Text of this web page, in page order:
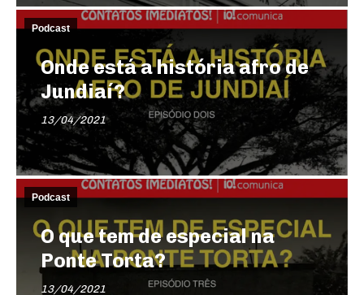
Podcast
Onde está a história afro de
Jundiaí?
13/04/2021
Podcast
O que tem de especial na
Ponte Torta?
13/04/2021